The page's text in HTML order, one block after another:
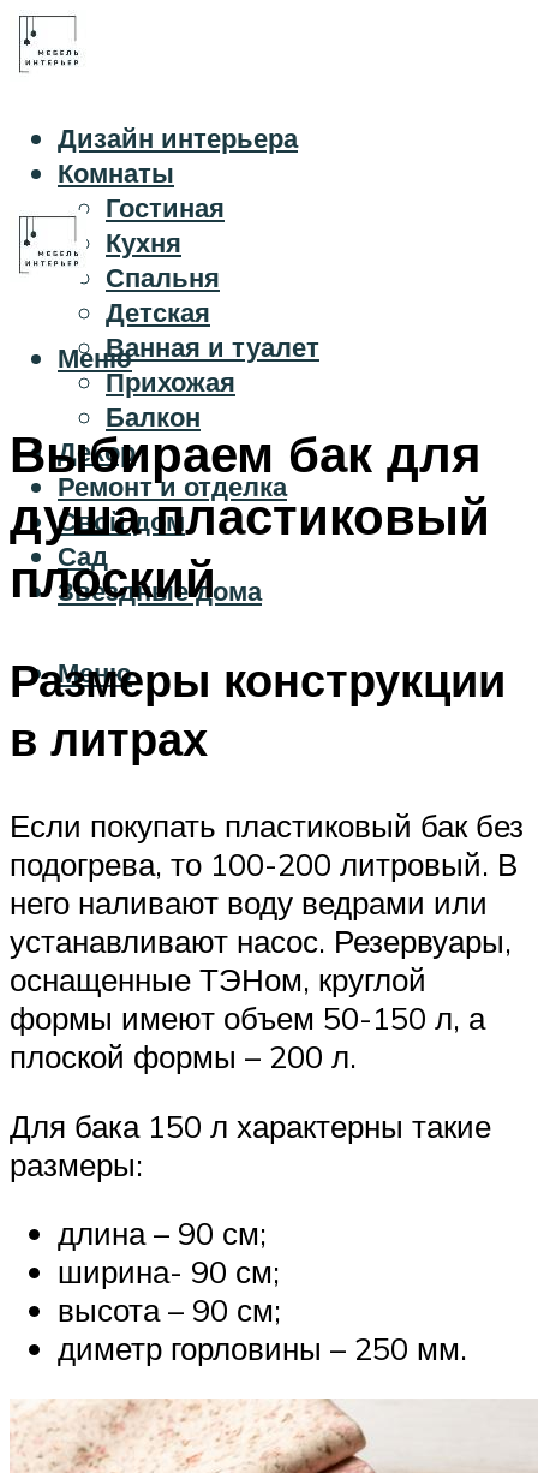
Дизайн интерьера
Комнаты
Гостиная
Кухня
Спальня
Детская
Ванная и туалет
Прихожая
Балкон
Декор
Ремонт и отделка
Свой дом
Сад
Звездные дома
Меню
Меню
Выбираем бак для
душа пластиковый
плоский
Размеры конструкции
в литрах
Если покупать пластиковый бак без
подогрева, то 100-200 литровый. В
него наливают воду ведрами или
устанавливают насос. Резервуары,
оснащенные ТЭНом, круглой
формы имеют объем 50-150 л, а
плоской формы – 200 л.
Для бака 150 л характерны такие
размеры:
длина – 90 см;
ширина- 90 см;
высота – 90 см;
диметр горловины – 250 мм.